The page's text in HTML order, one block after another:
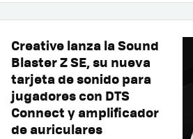
Creative lanza la Sound
Blaster Z SE, su nueva
tarjeta de sonido para
jugadores con DTS
Connect y amplificador
de auriculares